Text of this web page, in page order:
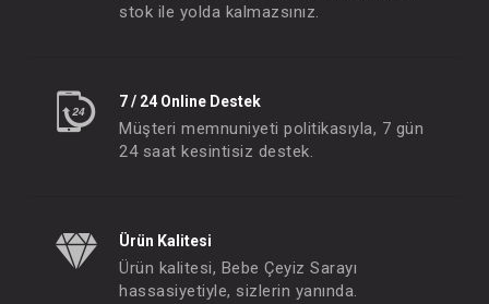
stok ile yolda kalmazsınız.
7 / 24 Online Destek
Müşteri memnuniyeti politikasıyla, 7 gün
24 saat kesintisiz destek.
Ürün Kalitesi
Ürün kalitesi, Bebe Çeyiz Sarayı
hassasiyetiyle, sizlerin yanında.